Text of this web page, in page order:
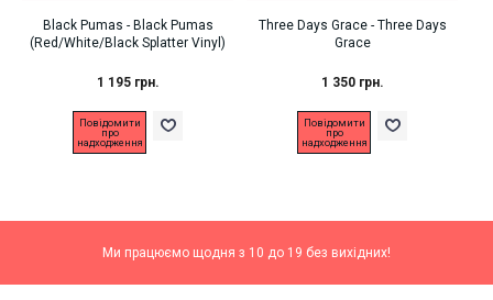
Black Pumas - Black Pumas
(Red/White/Black Splatter Vinyl)
1 195 грн.
Повідомити
про
надходження
Three Days Grace - Three Days
Grace
1 350 грн.
Повідомити
про
надходження
Ми працюємо щодня з 10 до 19 без вихідних!